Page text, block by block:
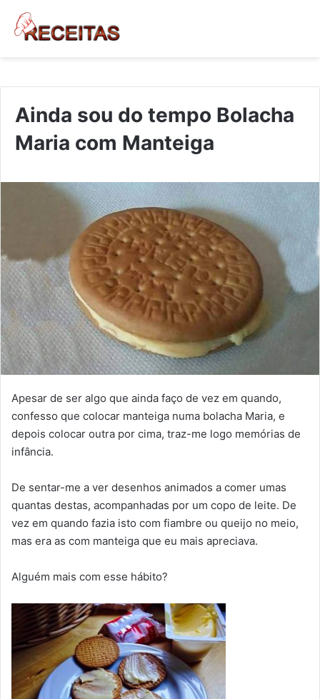
Ainda sou do tempo Bolacha
Maria com Manteiga
Apesar de ser algo que ainda faço de vez em quando,
confesso que colocar manteiga numa bolacha Maria, e
depois colocar outra por cima, traz-me logo memórias de
infância.
De sentar-me a ver desenhos animados a comer umas
quantas destas, acompanhadas por um copo de leite. De
vez em quando fazia isto com fiambre ou queijo no meio,
mas era as com manteiga que eu mais apreciava.
Alguém mais com esse hábito?